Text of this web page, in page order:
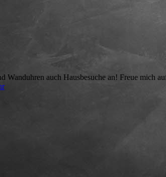
Wanduhren auch Hausbesuche an! Freue mich